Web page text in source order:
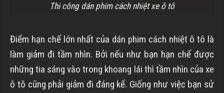
Thi công dán phim cách nhiệt xe ô tô
Điểm hạn chế lớn nhất của dán phim cách nhiệt ô tô là
làm giảm đi tầm nhìn. Bởi nếu như bạn hạn chế được
những tia sáng vào trong khoang lái thì tầm nhìn của xe
ô tô cũng phải giảm đi đáng kể. Giống như việc bạn sử